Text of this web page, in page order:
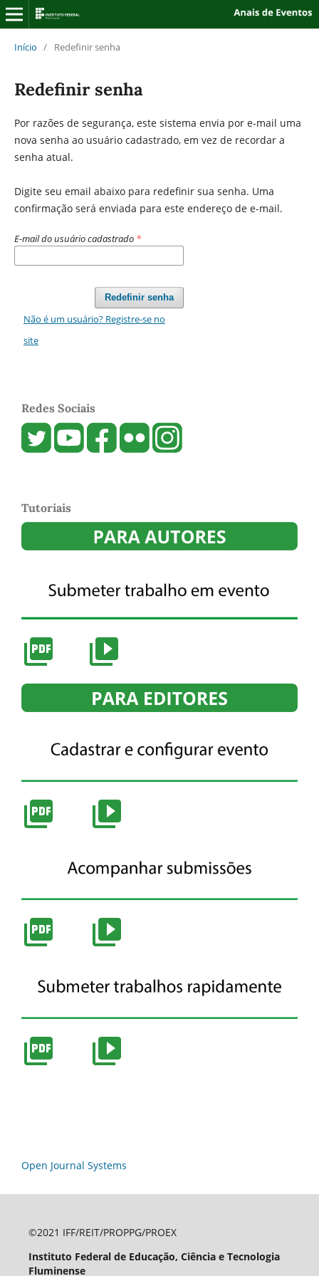
Início / Redefinir senha
Redefinir senha
Por razões de segurança, este sistema envia por e-mail uma
nova senha ao usuário cadastrado, em vez de recordar a
senha atual.
Digite seu email abaixo para redefinir sua senha. Uma
confirmação será enviada para este endereço de e-mail.
E-mail do usuário cadastrado *
Redefinir senha
Não é um usuário? Registre-se no
site
Redes Sociais
Tutoriais
Open Journal Systems
©2021 IFF/REIT/PROPPG/PROEX
Instituto Federal de Educação, Ciência e Tecnologia
Fluminense